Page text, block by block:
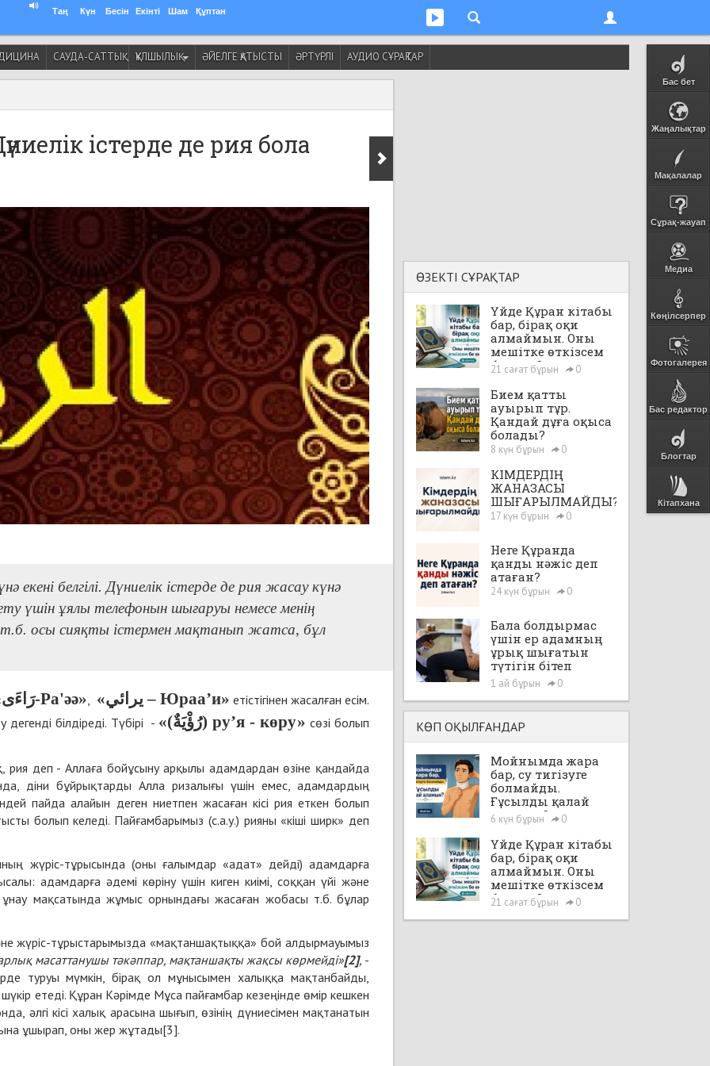
Таң Күн Бесін Екінті Шам Құптан
Бас бет
Жаңалықтар
Мақалалар
Сұрақ-жауап
Медиа
Көңілсерпер
Фотогалерея
Бас редактор
Блогтар
Кітапхана
САУДА-САТТЫҚ ҚҰЛШЫЛЫҚ ӘЙЕЛГЕ ҚАТЫСТЫ ӘРТҮРЛІ АУДИО СҰРАҚТАР
істерде де рия бола
екені белгілі. Дүниелік істерде де рия жасау күнә
үшін ұялы телефонын шығаруы немесе менің
т.б. осы сияқты істермен мақтанып жатса, бұл
رَاءَى-Ра'әә», «يرائي – Юраа’и» етістігінен жасалған есім.
білдіреді. Түбірі -
«(رُؤْيَةٌ) ру’я - көру» сөзі болып
рия деп - Аллаға бойұсыну арқылы адамдардан өзіне қандайда
діни бұйрықтарды Алла ризалығы үшін емес, адамдардың
пайда алайын деген ниетпен жасаған кісі рия еткен болып
болып келеді. Пайғамбарымыз (с.а.у.) рияны «кіші ширк» деп
жүріс-тұрысында (оны ғалымдар «адат» дейді) адамдарға
адамдарға әдемі көріну үшін киген киімі, соққан үйі және
мақсатында жұмыс орнындағы жасаған жобасы т.б. бұлар
және жүріс-тұрыстарымызда «мақтаншақтыққа» бой алдырмауымыз
масаттанушы тәкәппар, мақтаншақты жақсы көрмейді»[2], -
туруы мүмкін, бірақ ол мұнысымен халыққа мақтанбайды,
етеді. Құран Кәрімде Мұса пайғамбар кезеңінде өмір кешкен
әлгі кісі халық арасына шығып, өзінің дүниесімен мақтанатын
ұшырап, оны жер жұтады[3].
ӨЗЕКТІ СҰРАҚТАР
Үйде Құран кітабы
бар, бірақ оқи
алмаймын. Оны
мешітке өткізсем
бе екен?
21 сағат бұрын 0
Бием қатты
ауырып тұр.
Қандай дұға оқыса
болады?
8 күн бұрын 0
КІМДЕРДІҢ
ЖАНАЗАСЫ
ШЫҒАРЫЛМАЙДЫ?
17 күн бұрын 0
Неге Құранда
қанды нәжіс деп
атаған?
24 күн бұрын 0
Бала болдырмас
үшін ер адамның
ұрық шығатын
түтігін бітеп
тастауға, яғни,
"вазэктомия"
жасатуға бола ма?
1 ай бұрын 0
КӨП ОҚЫЛҒАНДАР
Мойнымда жара
бар, су тигізуге
болмайды.
Ғұсылды қалай
аламын?
6 күн бұрын 0
Үйде Құран кітабы
бар, бірақ оқи
алмаймын. Оны
мешітке өткізсем
бе екен?
21 сағат бұрын 0